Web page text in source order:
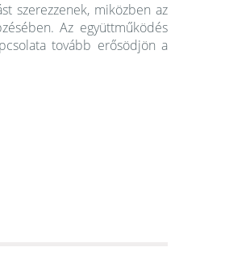
szerezzenek, miközben az
Az együttműködés
tovább erősödjön a